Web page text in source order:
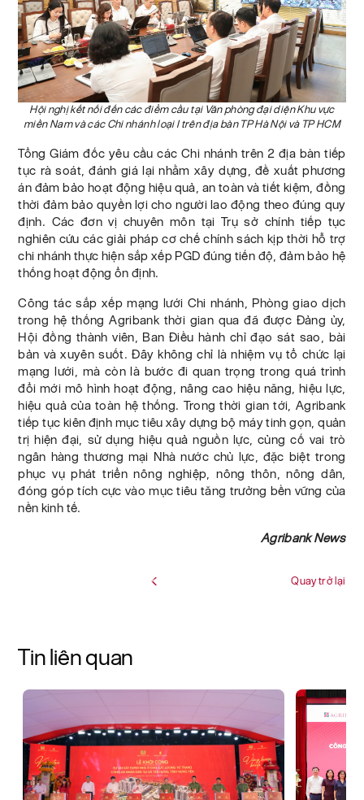
Hội nghị kết nối đến các điểm cầu tại Văn phòng đại diện Khu vực
miền Nam và các Chi nhánh loại I trên địa bàn TP Hà Nội và TP HCM
Tổng Giám đốc yêu cầu các Chi nhánh trên 2 địa bàn tiếp
tục rà soát, đánh giá lại nhằm xây dựng, đề xuất phương
án đảm bảo hoạt động hiệu quả, an toàn và tiết kiệm, đồng
thời đảm bảo quyền lợi cho người lao động theo đúng quy
định. Các đơn vị chuyên môn tại Trụ sở chính tiếp tục
nghiên cứu các giải pháp cơ chế chính sách kịp thời hỗ trợ
chi nhánh thực hiện sắp xếp PGD đúng tiến độ, đảm bảo hệ
thống hoạt động ổn định.
Công tác sắp xếp mạng lưới Chi nhánh, Phòng giao dịch
trong hệ thống Agribank thời gian qua đã được Đảng ủy,
Hội đồng thành viên, Ban Điều hành chỉ đạo sát sao, bài
bản và xuyên suốt. Đây không chỉ là nhiệm vụ tổ chức lại
mạng lưới, mà còn là bước đi quan trọng trong quá trình
đổi mới mô hình hoạt động, nâng cao hiệu năng, hiệu lực,
hiệu quả của toàn hệ thống. Trong thời gian tới, Agribank
tiếp tục kiên định mục tiêu xây dựng bộ máy tinh gọn, quản
trị hiện đại, sử dụng hiệu quả nguồn lực, củng cố vai trò
ngân hàng thương mại Nhà nước chủ lực, đặc biệt trong
phục vụ phát triển nông nghiệp, nông thôn, nông dân,
đóng góp tích cực vào mục tiêu tăng trưởng bền vững của
nền kinh tế.
Agribank News
Quay trở lại
Tin liên quan